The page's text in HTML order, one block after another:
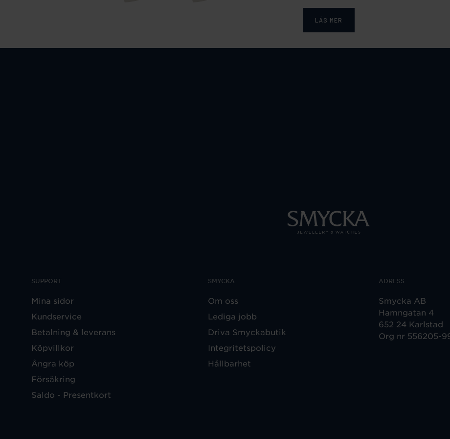
LÄS MER
SUPPORT
Mina sidor
Kundservice
Betalning & leverans
Köpvillkor
Ångra köp
Försäkring
Saldo - Presentkort
SMYCKA
Om oss
Lediga jobb
Driva Smyckabutik
Integritetspolicy
Hållbarhet
ADRESS
Smycka AB
Hamngatan 4
652 24 Karlstad
Org nr 556205-